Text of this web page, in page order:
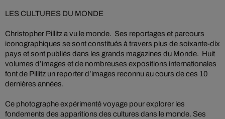
LES CULTURES DU MONDE
Christopher Pillitz a vu le monde. Ses reportages et parcours
iconographiques se sont constitués à travers plus de soixante-dix
pays et sont publiés dans les grands magazines du Monde. Huit
volumes d’images et de nombreuses expositions internationales
font de Pillitz un reporter d’images reconnu au cours de ces 10
dernières années.
Ce photographe expérimenté voyage pour explorer les
fondements des apparitions des cultures dans le monde. Ses